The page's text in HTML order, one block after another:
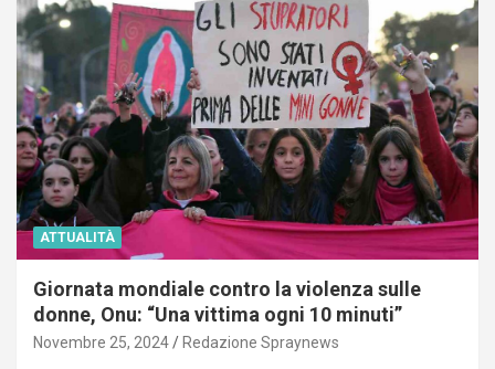
ATTUALITÀ
Giornata mondiale contro la violenza sulle
donne, Onu: “Una vittima ogni 10 minuti”
Novembre 25, 2024 Redazione Spraynews